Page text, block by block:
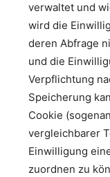
verwaltet und
wird die
deren Abfrage
und die
Verpflichtung
Speicherung
Cookie
vergleichbarer
Einwilligung
zuordnen zu